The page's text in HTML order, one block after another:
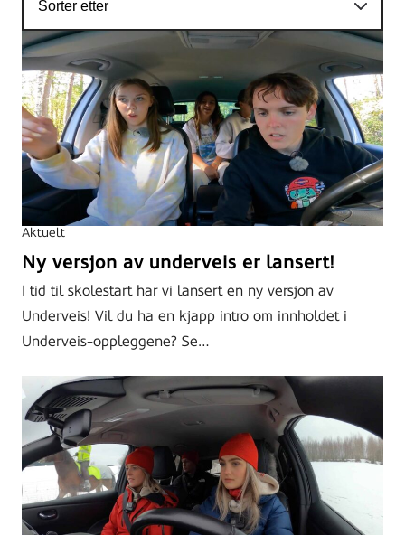
Aktuelt
Ny versjon av underveis er lansert!
I tid til skolestart har vi lansert en ny versjon av
Underveis! Vil du ha en kjapp intro om innholdet i
Underveis-oppleggene? Se…